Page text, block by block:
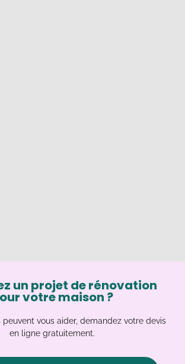
un projet de rénovation
votre maison ?
peuvent vous aider, demandez votre devis
en ligne gratuitement.